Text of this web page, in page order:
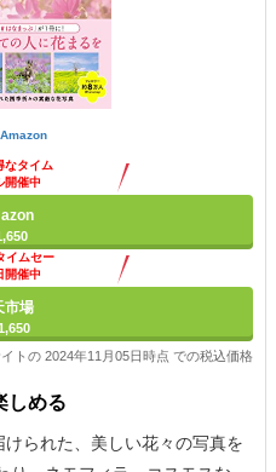
Amazon
なタイム
開催中
イムセー
開催中
市場
トの 2024年11月05日時点 での税込価格
しめる
られた、美しい花々の写真を